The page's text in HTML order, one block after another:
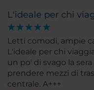
L'ideale per chi
Letti comodi, ampie
L'ideale per chi
un po' di svago la
prendere mezzi di
centrale. A+++